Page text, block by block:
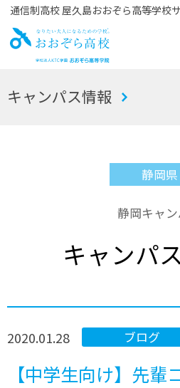
通信制高校 屋久島おおぞら高等学校
お
キャンパス情報
静岡県
静岡キャ
キャンパ
ブログ
2020.01.28
【中学生向け】先輩